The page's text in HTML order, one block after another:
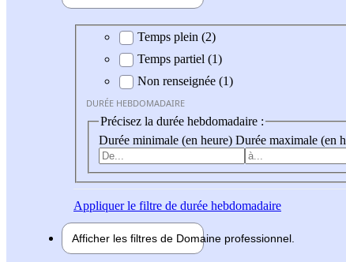
Durée hebdomadaire
Temps plein (2)
Temps partiel (1)
Non renseignée (1)
DURÉE HEBDOMADAIRE
Précisez la durée hebdomadaire :
Durée minimale (en heure) Durée maximale (en
Appliquerle filtre de durée hebdomadaire
Afficher les filtres de Domaine professionnel